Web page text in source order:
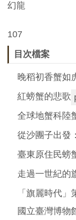
幻龍
107
目次檔案
晚稻初香蟹如
紅螃蟹的悲歌
全球地蟹科陸
從沙團子出發
臺東原住民螃
走過一世紀的
「旗麗時代」
國立臺灣博物